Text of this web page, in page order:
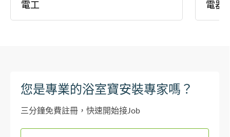
電工 電器
您是專業的浴室寶安裝專家嗎？
三分鐘免費註冊，快速開始接Job